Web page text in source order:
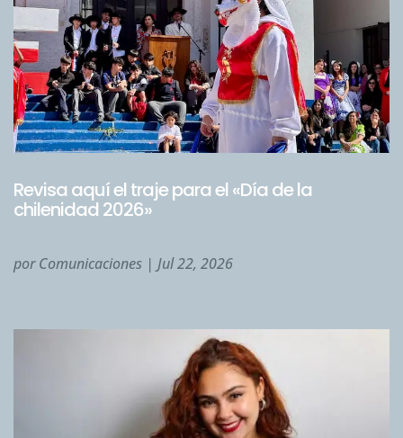
Revisa aquí el traje para el «Día de la
chilenidad 2026»
porComunicaciones | Jul 22, 2026